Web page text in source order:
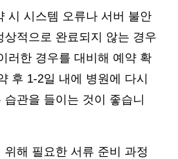
시 시스템 오류나 서버 불안
상적으로 완료되지 않는 경우
러한 경우를 대비해 예약 확
후 1-2일 내에 병원에 다시
관을 들이는 것이 좋습니
해 필요한 서류 준비 과정